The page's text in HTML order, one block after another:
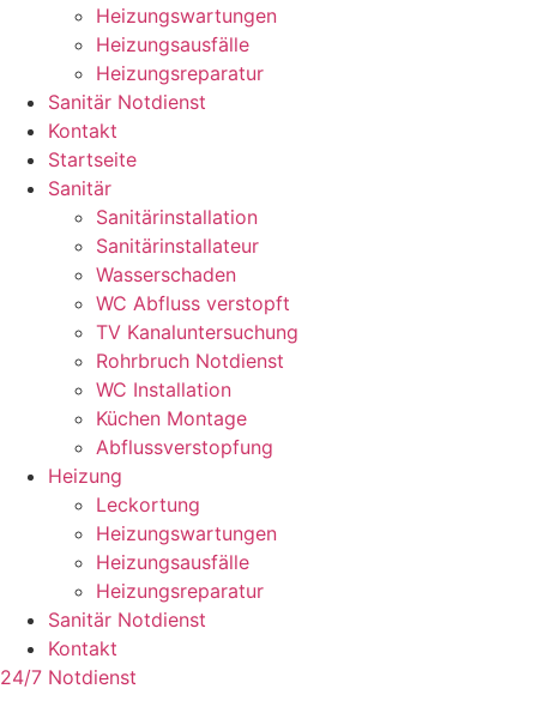
Heizungswartungen
Heizungsausfälle
Heizungsreparatur
Sanitär Notdienst
Kontakt
Startseite
Sanitär
Sanitärinstallation
Sanitärinstallateur
Wasserschaden
WC Abfluss verstopft
TV Kanaluntersuchung
Rohrbruch Notdienst
WC Installation
Küchen Montage
Abflussverstopfung
Heizung
Leckortung
Heizungswartungen
Heizungsausfälle
Heizungsreparatur
Sanitär Notdienst
Kontakt
24/7 Notdienst